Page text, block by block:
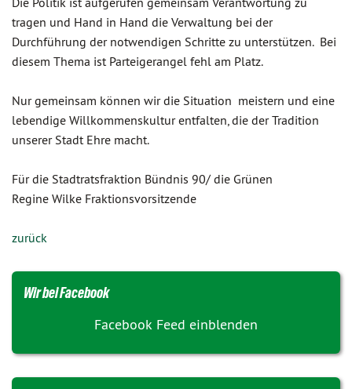
tragen und Hand in Hand die Verwaltung bei der
Durchführung der notwendigen Schritte zu unterstützen. Bei
diesem Thema ist Parteigerangel fehl am Platz.
Nur gemeinsam können wir die Situation meistern und eine
lebendige Willkommenskultur entfalten, die der Tradition
unserer Stadt Ehre macht.
Für die Stadtratsfraktion Bündnis 90/ die Grünen
Regine Wilke Fraktionsvorsitzende
zurück
Wir bei Facebook
Facebook Feed einblenden